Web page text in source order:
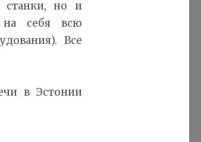
станки, но и
себя всю
Все
в Эстонии